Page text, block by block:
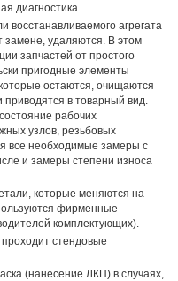
диагностика.
восстанавливаемого агрегата
удаляются. В этом
запчастей от простого
пригодные элементы
остаются, очищаются
приводятся в товарный вид.
рабочих
узлов, резьбовых
все необходимые замеры с
и замеры степени износа
которые меняются на
фирменные
комплектующих).
проходит стендовые
(нанесение ЛКП) в случаях,